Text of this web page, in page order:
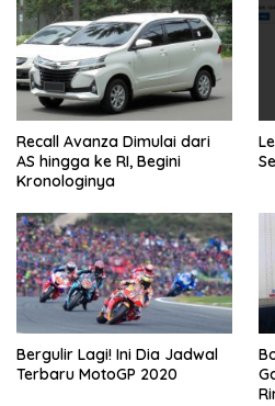
Recall Avanza Dimulai dari
AS hingga ke RI, Begini
Kronologinya
Bergulir Lagi! Ini Dia Jadwal
Terbaru MotoGP 2020